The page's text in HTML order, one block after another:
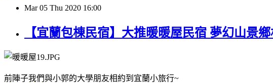
Mar 05 Thu 2020 16:00
【宜蘭包棟民宿】大推暖暖屋民宿 夢幻山景
前陣子我們與小郭的大學朋友相約到宜蘭小旅行~